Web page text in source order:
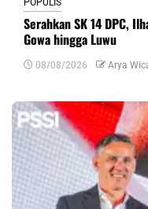
Serahkan SK 14 DPC,
Gowa hingga Luwu
08/08/2026 Arya